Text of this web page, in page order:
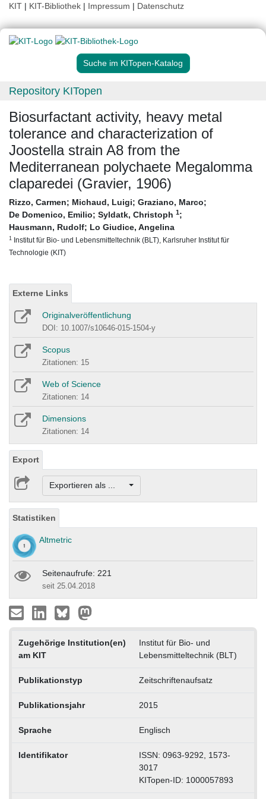
KIT | KIT-Bibliothek | Impressum | Datenschutz
Suche im KITopen-Katalog
Repository KITopen
Biosurfactant activity, heavy metal
tolerance and characterization of
Joostella strain A8 from the
Mediterranean polychaete Megalomma
claparedei (Gravier, 1906)
Rizzo, Carmen; Michaud, Luigi; Graziano, Marco;
De Domenico, Emilio; Syldatk, Christoph 1;
Hausmann, Rudolf; Lo Giudice, Angelina
1 Institut für Bio- und Lebensmitteltechnik (BLT), Karlsruher Institut für
Technologie (KIT)
Externe Links
Originalveröffentlichung
DOI: 10.1007/s10646-015-1504-y
Scopus
Zitationen: 15
Web of Science
Zitationen: 14
Dimensions
Zitationen: 14
Export
Exportieren als ...
Statistiken
Altmetric
Seitenaufrufe: 221
seit 25.04.2018
Zugehörige Institution(en)
am KIT
Institut für Bio- und
Lebensmitteltechnik (BLT)
Publikationstyp Zeitschriftenaufsatz
Publikationsjahr 2015
Sprache Englisch
Identifikator
ISSN: 0963-9292, 1573-
3017
KITopen-ID: 1000057893